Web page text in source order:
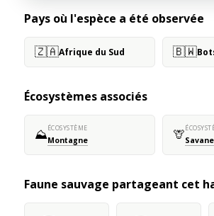
Pays où l'espèce a été observée
🇿🇦Afrique du Sud 🇧🇼
Écosystèmes associés
⛰️ÉCOSYSTÈME
Montagne 🦒Savane
Faune sauvage partageant cet